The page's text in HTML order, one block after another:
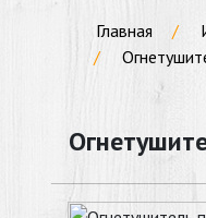
Главная